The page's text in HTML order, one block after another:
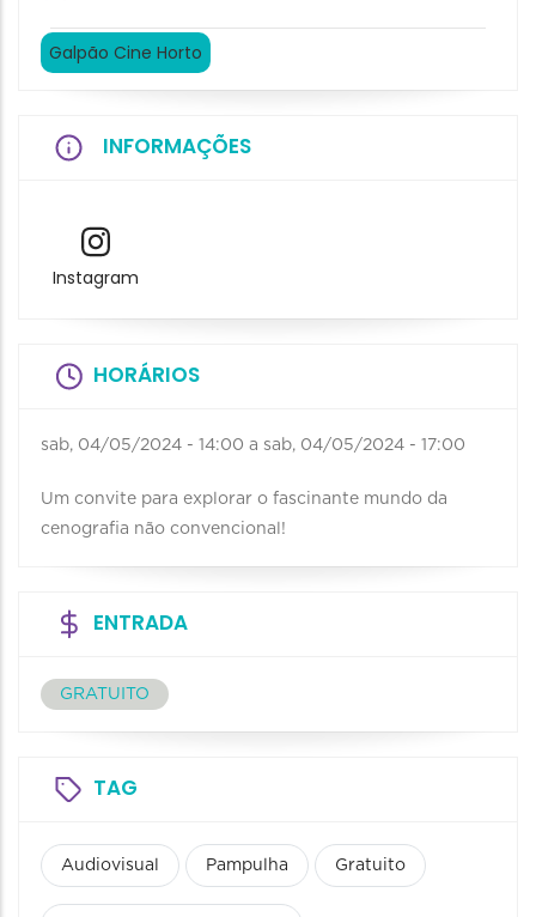
Galpão Cine Horto
INFORMAÇÕES
Instagram
HORÁRIOS
sab, 04/05/2024 - 14:00 a sab, 04/05/2024 - 17:00
Um convite para explorar o fascinante mundo da
cenografia não convencional!
ENTRADA
GRATUITO
TAG
Audiovisual Pampulha Gratuito